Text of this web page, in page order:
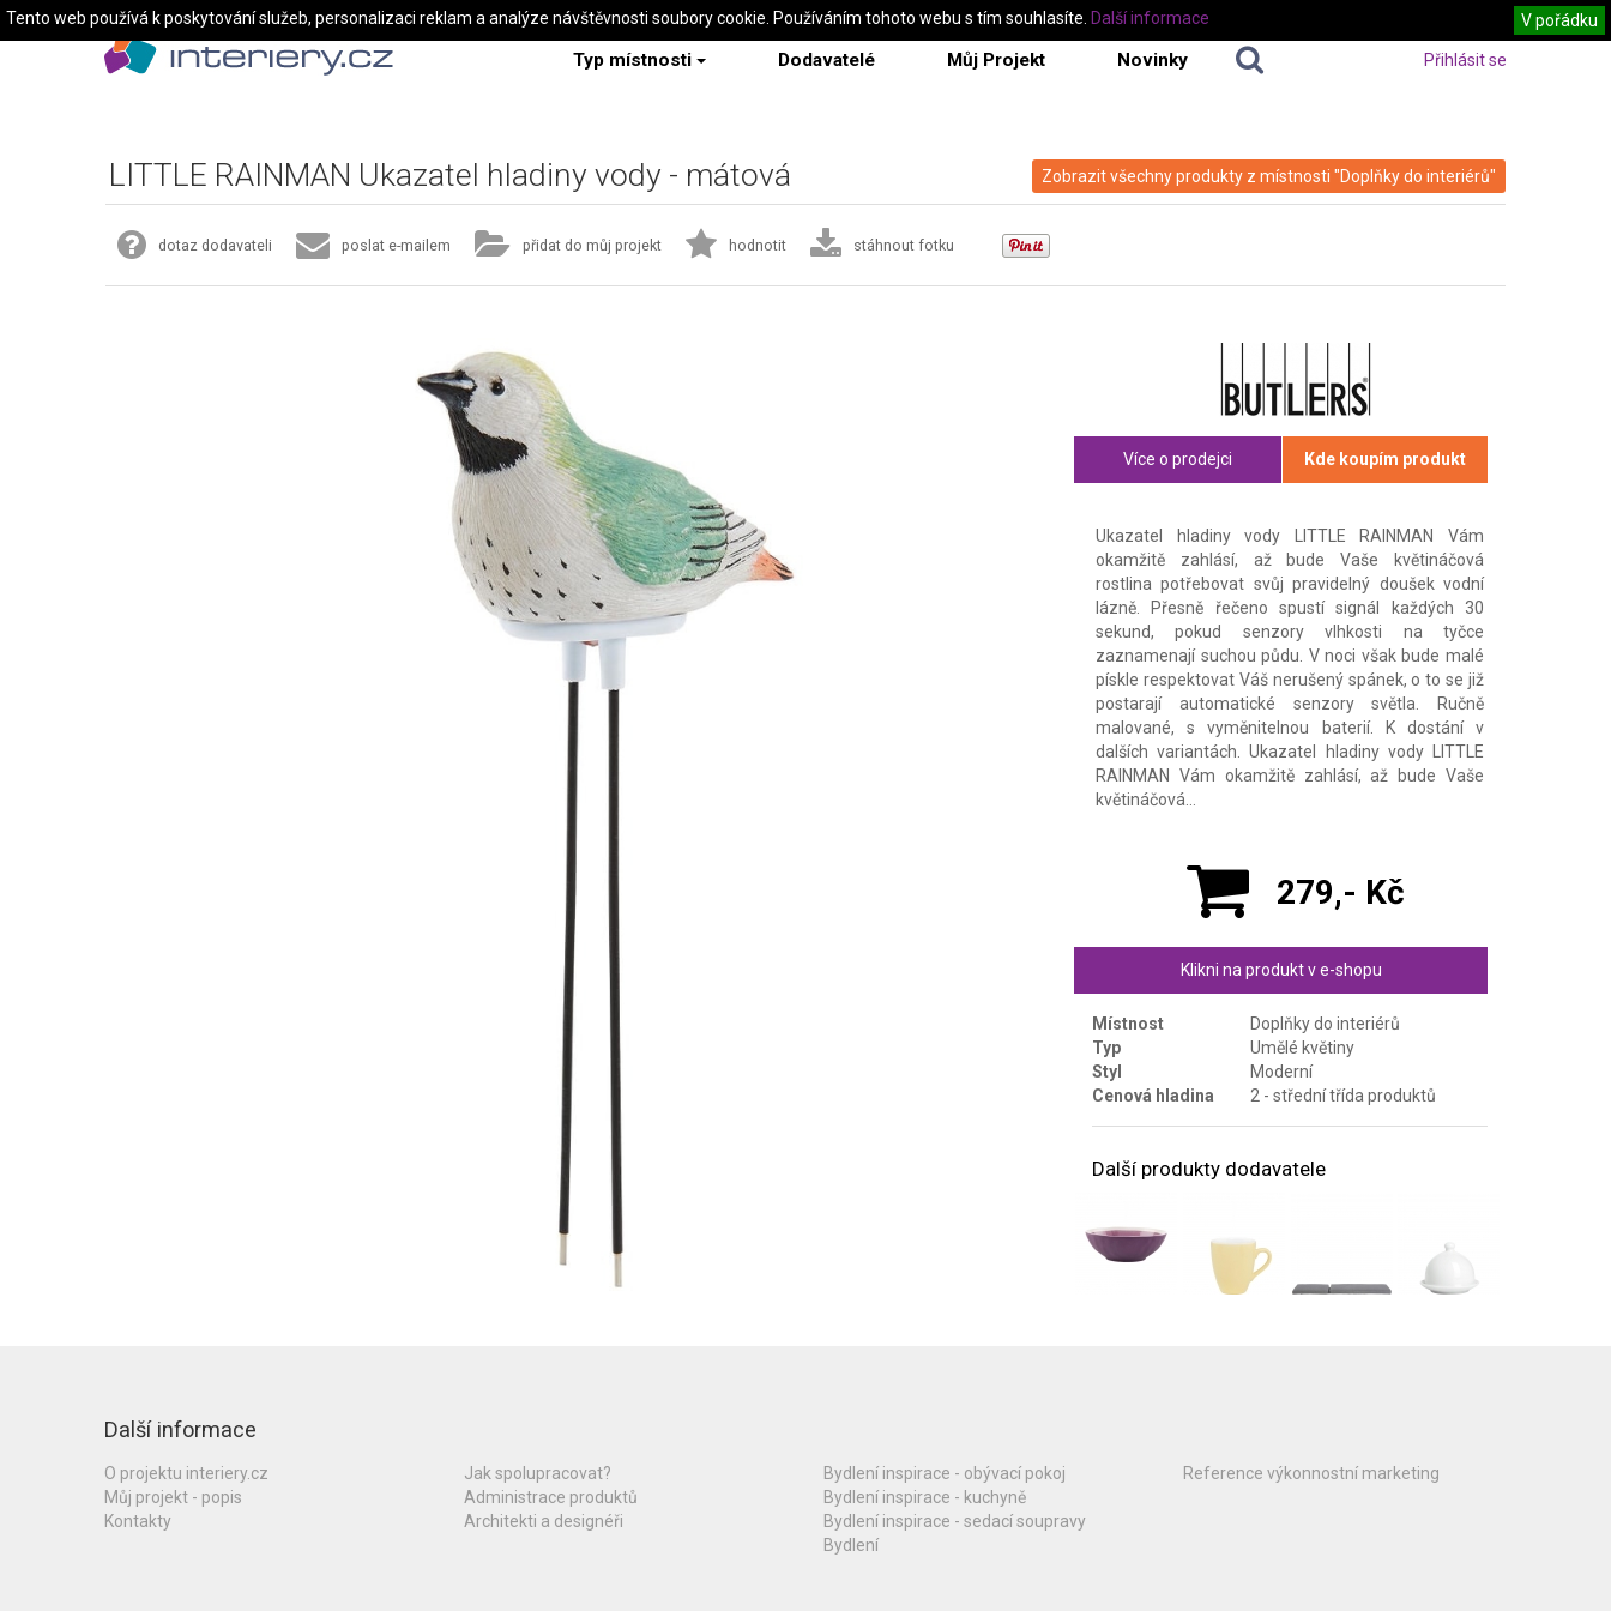
Typ místnosti Dodavatelé Můj Projekt Novinky Přihlásit se
Zobrazit všechny produkty z místnosti "Doplňky do interiérů"
LITTLE RAINMAN Ukazatel hladiny vody - mátová
dotaz dodavateli poslat e-mailem přidat do můj projekt hodnotit stáhnout fotku
Více o prodejci Kde koupím produkt
Ukazatel hladiny vody LITTLE RAINMAN Vám
okamžitě zahlásí, až bude Vaše květináčová
rostlina potřebovat svůj pravidelný doušek vodní
lázně. Přesně řečeno spustí signál každých 30
sekund, pokud senzory vlhkosti na tyčce
zaznamenají suchou půdu. V noci však bude malé
pískle respektovat Váš nerušený spánek, o to se již
postarají automatické senzory světla. Ručně
malované, s vyměnitelnou baterií. K dostání v
dalších variantách. Ukazatel hladiny vody LITTLE
RAINMAN Vám okamžitě zahlásí, až bude Vaše
květináčová…
279,- Kč
Klikni na produkt v e-shopu
Místnost
Doplňky do interiérů
Typ
Umělé květiny
Styl
Moderní
Cenová hladina
2 - střední třída produktů
Další produkty dodavatele
Další informace
O projektu interiery.cz
Můj projekt - popis
Kontakty
Jak spolupracovat?
Administrace produktů
Architekti a designéři
Bydlení inspirace - obývací pokoj
Bydlení inspirace - kuchyně
Bydlení inspirace - sedací soupravy
Bydlení
Reference výkonnostní marketing
Tento web používá k poskytování služeb, personalizaci reklam a analýze návštěvnosti soubory cookie. Používáním tohoto webu s tím souhlasíte. V pořádku
Další informace